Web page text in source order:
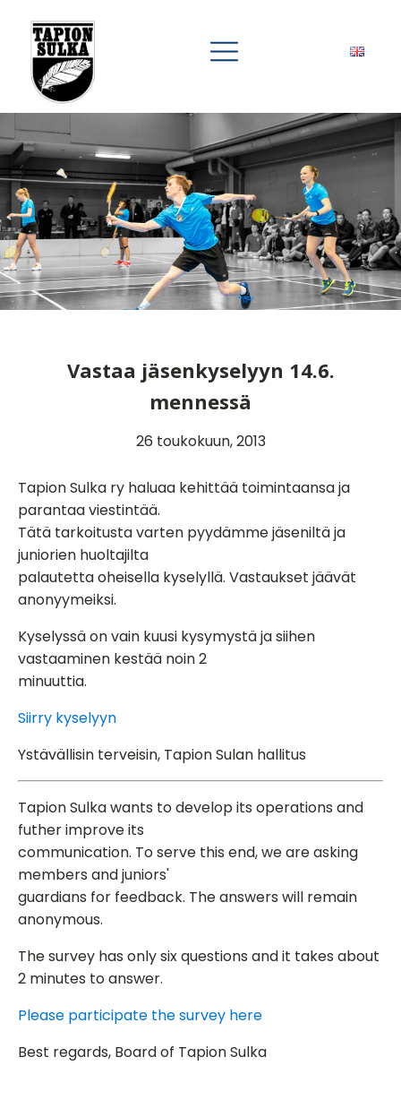
Vastaa jäsenkyselyyn 14.6.
mennessä
26 toukokuun, 2013
Tapion Sulka ry haluaa kehittää toimintaansa ja
parantaa viestintää.
Tätä tarkoitusta varten pyydämme jäseniltä ja
juniorien huoltajilta
palautetta oheisella kyselyllä. Vastaukset jäävät
anonyymeiksi.
Kyselyssä on vain kuusi kysymystä ja siihen
vastaaminen kestää noin 2
minuuttia.
Siirry kyselyyn
Ystävällisin terveisin, Tapion Sulan hallitus
Tapion Sulka wants to develop its operations and
futher improve its
communication. To serve this end, we are asking
members and juniors'
guardians for feedback. The answers will remain
anonymous.
The survey has only six questions and it takes about
2 minutes to answer.
Please participate the survey here
Best regards, Board of Tapion Sulka